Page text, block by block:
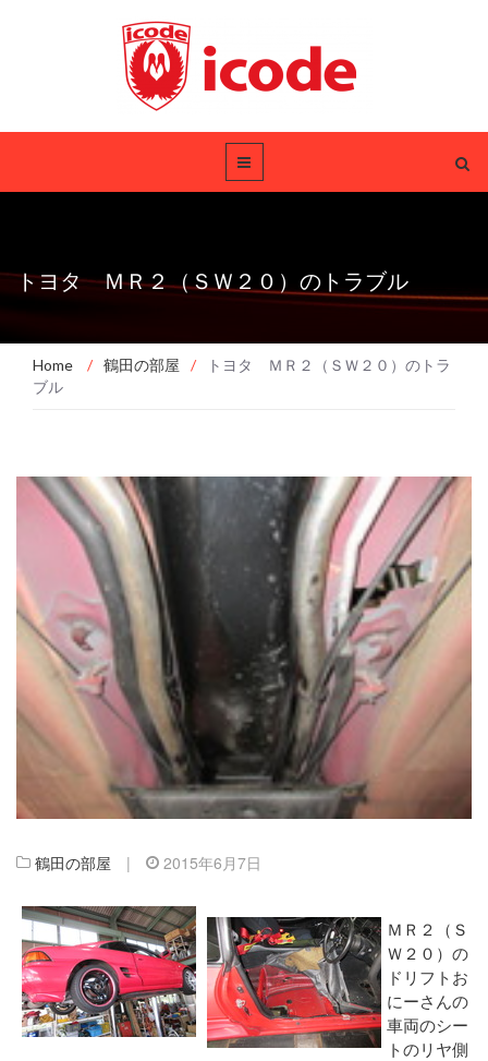
トヨタ ＭＲ２（ＳＷ２０）のトラブル
Home / 鶴田の部屋 /
トヨタ ＭＲ２（ＳＷ２０）のトラ
ブル
鶴田の部屋 | 2015年6月7日
ＭＲ２（Ｓ
Ｗ２０）の
ドリフトお
にーさんの
車両のシー
トのリヤ側